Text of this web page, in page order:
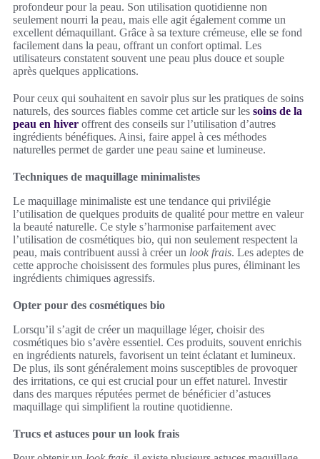
profondeur pour la peau. Son utilisation quotidienne non
seulement nourri la peau, mais elle agit également comme un
excellent démaquillant. Grâce à sa texture crémeuse, elle se fond
facilement dans la peau, offrant un confort optimal. Les
utilisateurs constatent souvent une peau plus douce et souple
après quelques applications.
Pour ceux qui souhaitent en savoir plus sur les pratiques de soins
naturels, des sources fiables comme cet article sur les soins de la
peau en hiver offrent des conseils sur l’utilisation d’autres
ingrédients bénéfiques. Ainsi, faire appel à ces méthodes
naturelles permet de garder une peau saine et lumineuse.
Techniques de maquillage minimalistes
Le maquillage minimaliste est une tendance qui privilégie
l’utilisation de quelques produits de qualité pour mettre en valeur
la beauté naturelle. Ce style s’harmonise parfaitement avec
l’utilisation de cosmétiques bio, qui non seulement respectent la
peau, mais contribuent aussi à créer un look frais. Les adeptes de
cette approche choisissent des formules plus pures, éliminant les
ingrédients chimiques agressifs.
Opter pour des cosmétiques bio
Lorsqu’il s’agit de créer un maquillage léger, choisir des
cosmétiques bio s’avère essentiel. Ces produits, souvent enrichis
en ingrédients naturels, favorisent un teint éclatant et lumineux.
De plus, ils sont généralement moins susceptibles de provoquer
des irritations, ce qui est crucial pour un effet naturel. Investir
dans des marques réputées permet de bénéficier d’astuces
maquillage qui simplifient la routine quotidienne.
Trucs et astuces pour un look frais